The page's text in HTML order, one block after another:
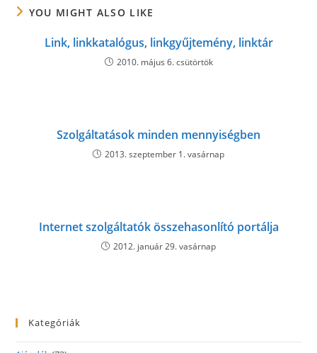
YOU MIGHT ALSO LIKE
Link, linkkatalógus, linkgyűjtemény, linktár
2010. május 6. csütörtök
Szolgáltatások minden mennyiségben
2013. szeptember 1. vasárnap
Internet szolgáltatók összehasonlító portálja
2012. január 29. vasárnap
Kategóriák